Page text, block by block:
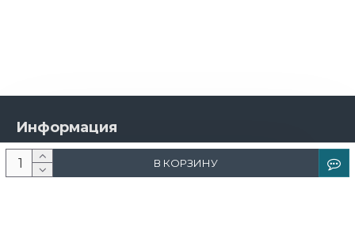
В КОРЗИНУ
Информация
О компании
Новости и акции